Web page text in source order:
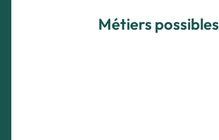
Métiers possibles